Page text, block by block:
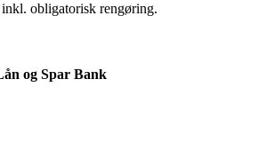
obligatorisk rengøring.
og Spar Bank